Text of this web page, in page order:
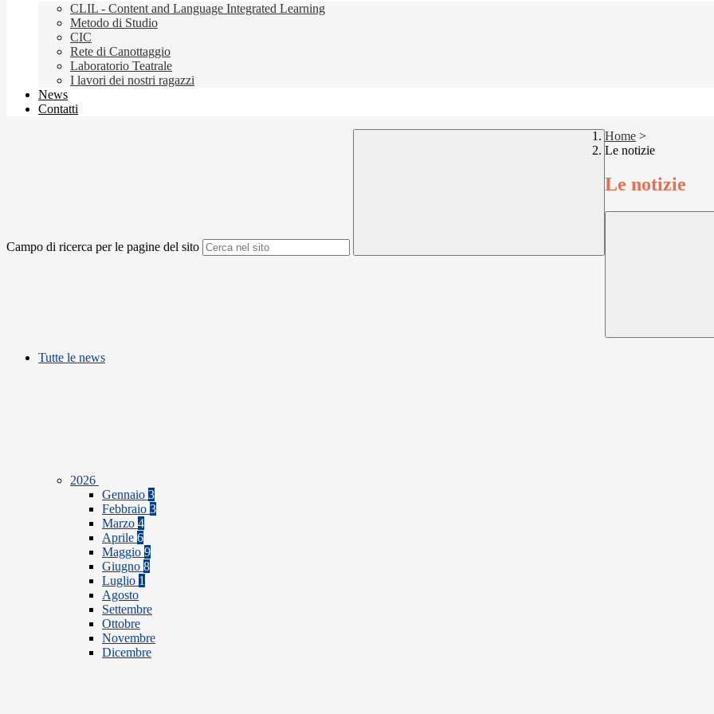
CLIL - Content and Language Integrated Learning
Metodo di Studio
CIC
Rete di Canottaggio
Laboratorio Teatrale
I lavori dei nostri ragazzi
News
Contatti
Campo di ricerca per le pagine del sito
Home >
Le notizie
Le notizie
Tutte le news
2026
Gennaio 3
Febbraio 3
Marzo 4
Aprile 6
Maggio 9
Giugno 8
Luglio 1
Agosto
Settembre
Ottobre
Novembre
Dicembre